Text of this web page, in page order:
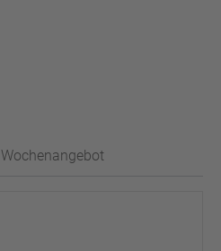
Wochenangebot